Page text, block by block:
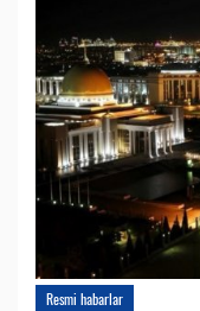
Resmi habarlar